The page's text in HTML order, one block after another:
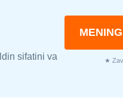
sifatini va
★